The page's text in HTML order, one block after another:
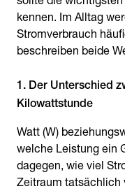
kennen. Im Alltag
Stromverbrauch
beschreiben beide
1. Der Unterschied
Kilowattstunde
Watt (W)
welche Leistung ein
dagegen, wie viel
Zeitraum tatsächlich